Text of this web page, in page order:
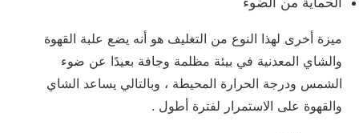
ميزة أخرى لهذا النوع من التغليف هو أنه يضع علبة القهوة
والشاي المعدنية في بيئة مظلمة وجافة بعيدًا عن ضوء
الشمس ودرجة الحرارة المحيطة ، وبالتالي يساعد الشاي
والقهوة على الاستمرار لفترة أطول .